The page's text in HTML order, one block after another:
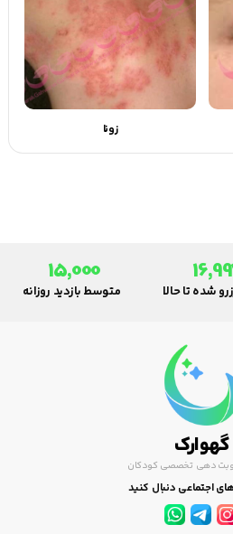
زونا
شده تا حالا
15,000
متوسط بازدید روزانه
گهوارک
دهی تخصصی کودکان
اجتماعی دنبال کنید